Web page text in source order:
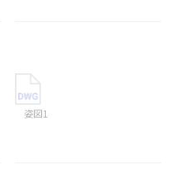
姿図1